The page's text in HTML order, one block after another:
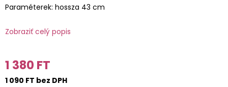
Paraméterek: hossza 43 cm
Zobraziť celý popis
1 380 FT
1 090 FT bez DPH